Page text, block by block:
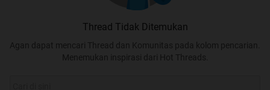
Thread Tidak Ditemukan
Agan dapat mencari Thread dan Komunitas pada kolom pencarian.
Menemukan inspirasi dari Hot Threads.